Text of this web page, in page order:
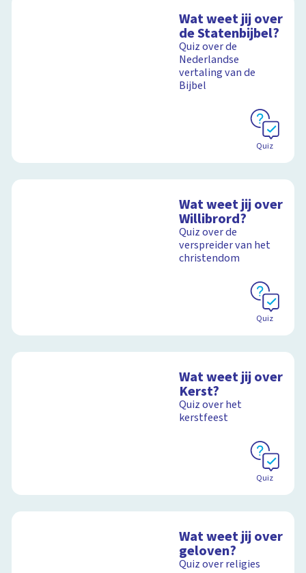
Wat weet jij over
de Statenbijbel?
Quiz over de
Nederlandse
vertaling van de
Bijbel
Quiz
Wat weet jij over
Willibrord?
Quiz over de
verspreider van het
christendom
Quiz
Wat weet jij over
Kerst?
Quiz over het
kerstfeest
Quiz
Wat weet jij over
geloven?
Quiz over religies